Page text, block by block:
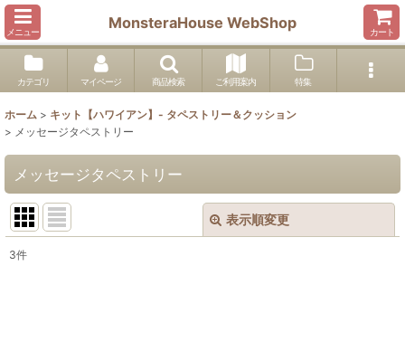
メニュー
MonsteraHouse WebShop
カート
カテゴリ マイページ 商品検索 ご利用案内 特集
ホーム > キット【ハワイアン】- タペストリー＆クッション
> メッセージタペストリー
メッセージタペストリー
表示順変更
3件